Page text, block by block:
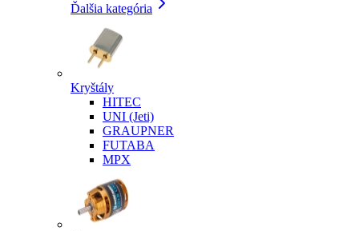
Ďalšia kategória
Kryštály
HITEC
UNI (Jeti)
GRAUPNER
FUTABA
MPX